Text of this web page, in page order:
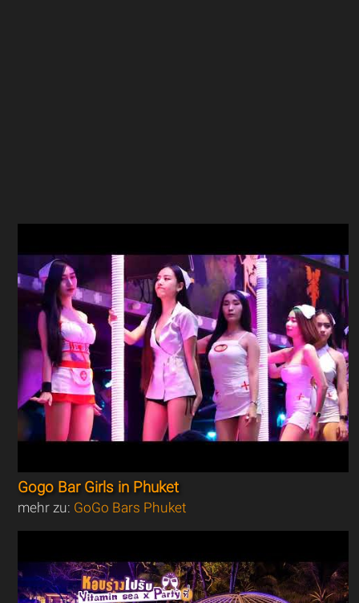
Gogo Bar Girls in Phuket
mehr zu: GoGo Bars Phuket